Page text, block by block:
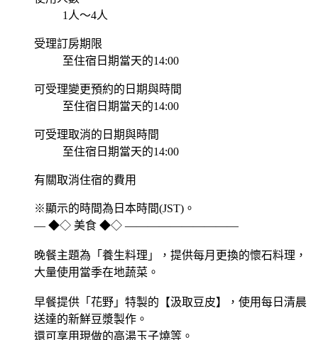
1人～4人
受理訂房期限
至住宿日期當天的14:00
可受理變更預約的日期與時間
至住宿日期當天的14:00
可受理取消的日期與時間
至住宿日期當天的14:00
有關取消住宿的費用
※顯示的時間為日本時間(JST)。
― ◆◇ 美食 ◆◇ ――――――――――
晚餐主題為「養生料理」，提供每月更換的懷石料理，
大量使用當季在地蔬菜。
早餐提供「花野」特製的【汲取豆皮】，使用每日清晨
送達的新鮮豆漿製作。
還可享用現做的高湯玉子燒等。